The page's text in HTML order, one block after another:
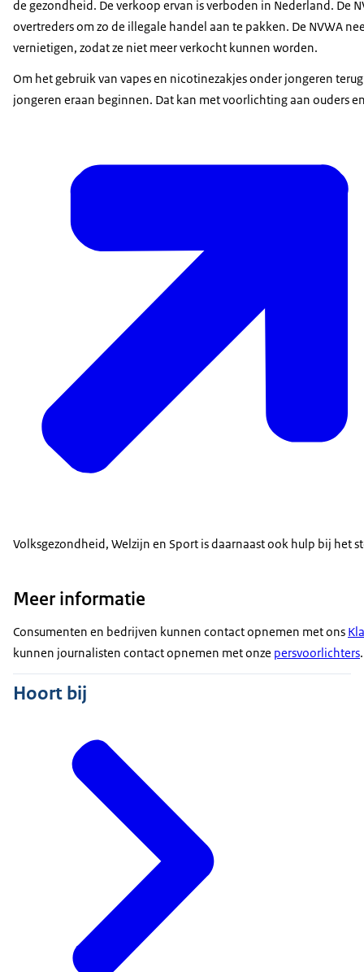
de gezondheid. De verkoop ervan is verboden in Nederland. De
overtreders om zo de illegale handel aan te pakken. De NVWA
vernietigen, zodat ze niet meer verkocht kunnen worden.
Om het gebruik van vapes en nicotinezakjes onder jongeren
jongeren eraan beginnen. Dat kan met voorlichting aan ouders
Volksgezondheid, Welzijn en Sport is daarnaast ook hulp bij het
Meer informatie
Consumenten en bedrijven kunnen contact opnemen met ons
kunnen journalisten contact opnemen met onze persvoorlichters.
Hoort bij